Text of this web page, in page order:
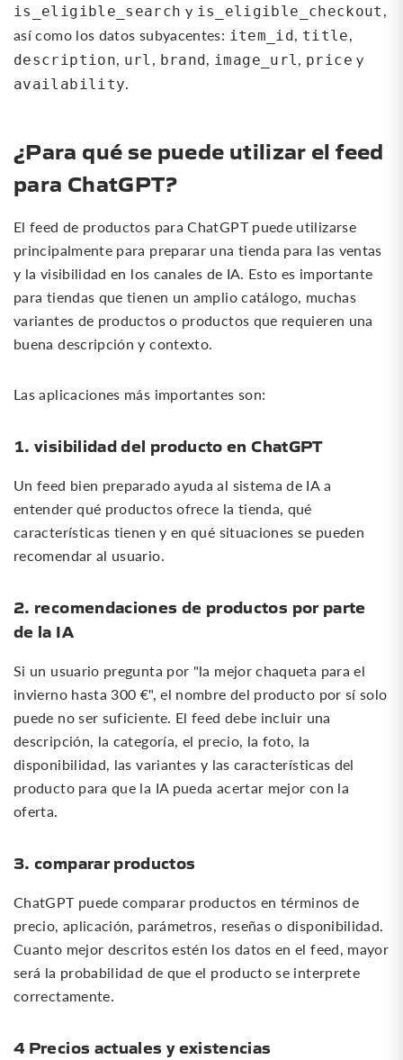
is_eligible_search y is_eligible_checkout ,
así como los datos subyacentes: item_id , title,
description, url , brand , image_url, price y
availability.
¿Para qué se puede utilizar el feed
para ChatGPT?
El feed de productos para ChatGPT puede utilizarse
principalmente para preparar una tienda para las ventas
y la visibilidad en los canales de IA. Esto es importante
para tiendas que tienen un amplio catálogo, muchas
variantes de productos o productos que requieren una
buena descripción y contexto.
Las aplicaciones más importantes son:
1. visibilidad del producto en ChatGPT
Un feed bien preparado ayuda al sistema de IA a
entender qué productos ofrece la tienda, qué
características tienen y en qué situaciones se pueden
recomendar al usuario.
2. recomendaciones de productos por parte
de la IA
Si un usuario pregunta por "la mejor chaqueta para el
invierno hasta 300 €", el nombre del producto por sí solo
puede no ser suficiente. El feed debe incluir una
descripción, la categoría, el precio, la foto, la
disponibilidad, las variantes y las características del
producto para que la IA pueda acertar mejor con la
oferta.
3. comparar productos
ChatGPT puede comparar productos en términos de
precio, aplicación, parámetros, reseñas o disponibilidad.
Cuanto mejor descritos estén los datos en el feed, mayor
será la probabilidad de que el producto se interprete
correctamente.
4 Precios actuales y existencias